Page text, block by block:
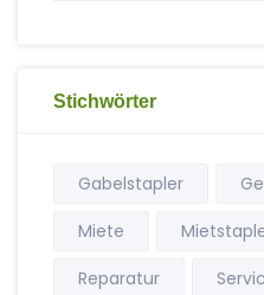
Stichwörter
Gabelstapler
Miete
Reparatur